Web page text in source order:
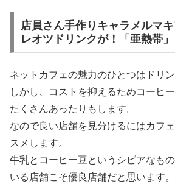
店員さん手作りキャラメルマ
レオツドリンクが！「亜熱帯
ネットカフェの魅力のひとつはドリン
しかし、コストを抑えるためコーヒ
たくさんあったりもします。
なので良い店舗を見分けるにはカフ
スメします。
牛乳とコーヒー豆というシビアなも
いる店舗こそ優良店舗だと思います。